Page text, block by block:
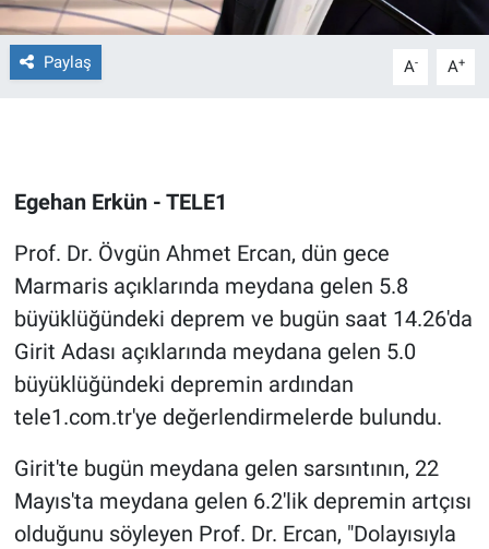
Paylaş A- A+
Egehan Erkün - TELE1
Prof. Dr. Övgün Ahmet Ercan, dün gece
Marmaris açıklarında meydana gelen 5.8
büyüklüğündeki deprem ve bugün saat 14.26'da
Girit Adası açıklarında meydana gelen 5.0
büyüklüğündeki depremin ardından
tele1.com.tr'ye değerlendirmelerde bulundu.
Girit'te bugün meydana gelen sarsıntının, 22
Mayıs'ta meydana gelen 6.2'lik depremin artçısı
olduğunu söyleyen Prof. Dr. Ercan, "Dolayısıyla
Gün Bitiyor
Gün Ortası
Günün görüntüsü
Haber
İlan
Kimdir
Koronavirüs
Kültür Sanat
Ne demişti